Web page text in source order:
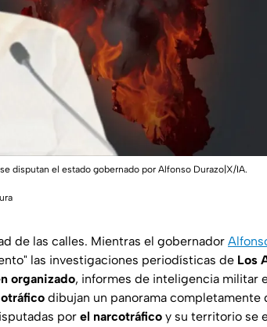
disputan el estado gobernado por Alfonso Durazo|X/IA.
de las calles. Mientras el gobernador
las investigaciones periodísticas de Los
organizado, informes de inteligencia militar
dibujan un panorama completamente
por el narcotráfico y su territorio se